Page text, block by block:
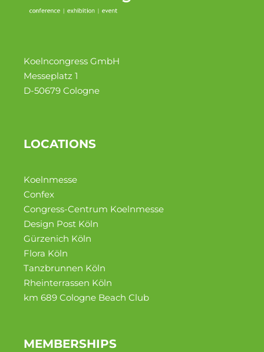
Koelncongress GmbH
Messeplatz 1
D-50679 Cologne
LOCATIONS
Koelnmesse
Confex
Congress-Centrum Koelnmesse
Design Post Köln
Gürzenich Köln
Flora Köln
Tanzbrun­nen Köln
Rheinter­rassen Köln
km 689 Cologne Beach Club
MEMBERSHIPS